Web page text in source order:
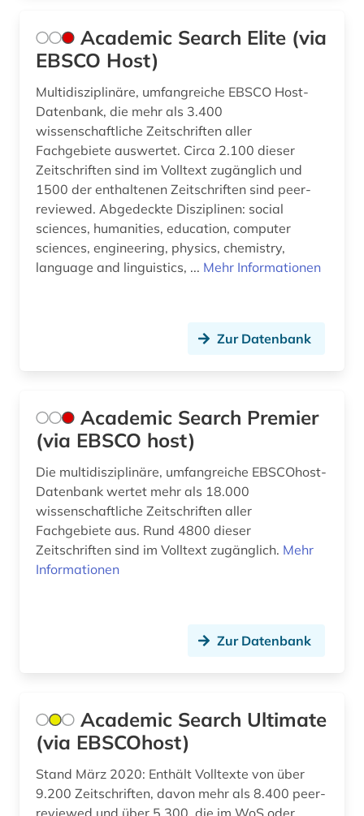
buchbestand (1)
bundesanstalt für arbeitsschutz und
arbeitsmedizin (2)
business (1)
bürokommunikation (1)
bürokratie (1)
cd-rom (1)
chemikalienbeständigkeit (1)
circuit (1)
components (1)
computer (2)
computersicherheit (1)
computerspiel (1)
copyright (1)
corona (1)
daten (1)
datenaustausch (1)
Academic Search Elite (via
EBSCO Host)
Multidisziplinäre, umfangreiche EBSCO Host-
Datenbank, die mehr als 3.400
wissenschaftliche Zeitschriften aller
Fachgebiete auswertet. Circa 2.100 dieser
Zeitschriften sind im Volltext zugänglich und
1500 der enthaltenen Zeitschriften sind peer-
reviewed. Abgedeckte Disziplinen: social
sciences, humanities, education, computer
sciences, engineering, physics, chemistry,
language and linguistics, ... Mehr Informationen
Zur Datenbank
Academic Search Premier
(via EBSCO host)
Die multidisziplinäre, umfangreiche EBSCOhost-
Datenbank wertet mehr als 18.000
wissenschaftliche Zeitschriften aller
Fachgebiete aus. Rund 4800 dieser
Zeitschriften sind im Volltext zugänglich. Mehr
Informationen
Zur Datenbank
Academic Search Ultimate
(via EBSCOhost)
Stand März 2020: Enthält Volltexte von über
9.200 Zeitschriften, davon mehr als 8.400 peer-